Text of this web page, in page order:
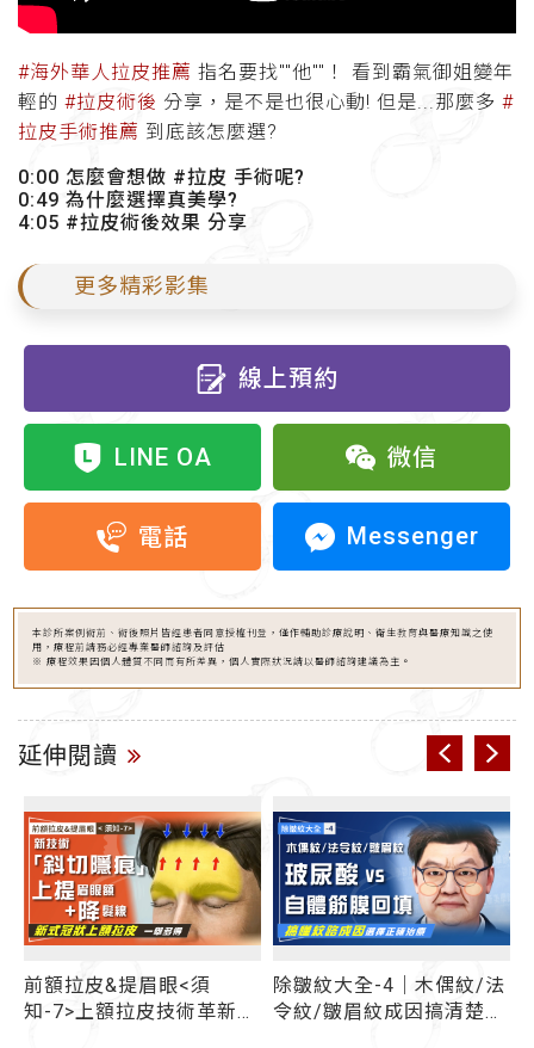
#海外華人拉皮推薦 指名要找""他""！ 看到霸氣御姐變年
輕的 #拉皮術後 分享，是不是也很心動! 但是...那麼多 #
拉皮手術推薦 到底該怎麼選?
0:00 怎麼會想做 #拉皮 手術呢?
0:49 為什麼選擇真美學?
4:05 #拉皮術後效果 分享
更多精彩影集
線上預約
LINE OA 微信
電話 Messenger
本診所案例術前、術後照片皆經患者同意授權刊登，僅作輔助診療說明、衛生教育與醫療知識之使
用，療程前請務必經專業醫師諮詢及評估
※ 療程效果因個人體質不同而有所差異，個人實際狀況請以醫師諮詢建議為主。
延伸閱讀
前額拉皮&提眉眼<須
知-7>上額拉皮技術革新
除皺紋大全-4｜木偶紋/法
令紋/皺眉紋成因搞清楚了